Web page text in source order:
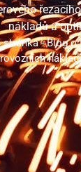
nákladů a
stránka-Blog o